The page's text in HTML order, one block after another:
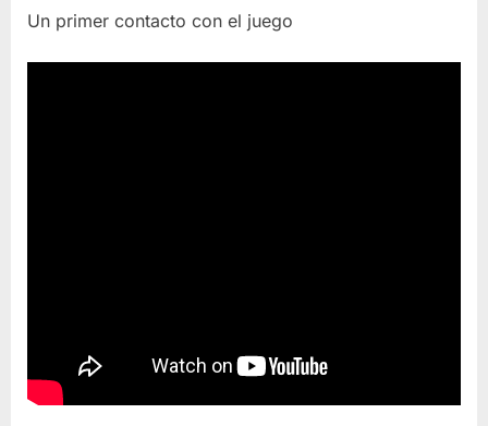
Un primer contacto con el juego